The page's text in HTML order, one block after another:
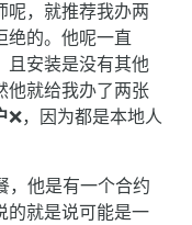
呢，就推荐我办两
绝的。他呢一直
且安装是没有其他
他就给我办了两张
❌，因为都是本地人
，他是有一个合约
的就是说可能是一